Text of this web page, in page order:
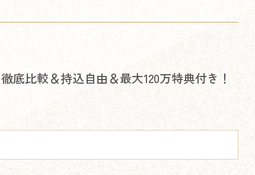
底比較＆持込自由＆最大120万特典付き！